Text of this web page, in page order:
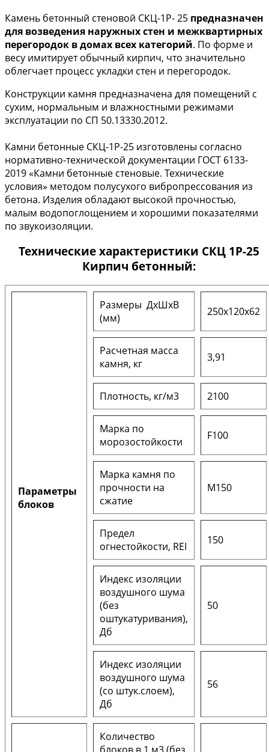
Камень бетонный стеновой СКЦ-1Р- 25 предназначен
для возведения наружных стен и межквартирных
перегородок в домах всех категорий. По форме и
весу имитирует обычный кирпич, что значительно
облегчает процесс укладки стен и перегородок.
Конструкции камня предназначена для помещений с
сухим, нормальным и влажностными режимами
эксплуатации по СП 50.13330.2012.
Камни бетонные СКЦ-1Р-25 изготовлены согласно
нормативно-технической документации ГОСТ 6133-
2019 «Камни бетонные стеновые. Технические
условия» методом полусухого вибропрессования из
бетона. Изделия обладают высокой прочностью,
малым водопоглощением и хорошими показателями
по звукоизоляции.
Технические характеристики СКЦ 1Р-25
Кирпич бетонный:
Параметры
блоков
Размеры ДxШxВ
(мм)
250х120х62
Расчетная масса
камня, кг
3,91
Плотность, кг/м3 2100
Марка по
морозостойкости
F100
Марка камня по
прочности на
сжатие
М150
Предел
огнестойкости, REI
150
Индекс изоляции
воздушного шума
(без
оштукатуривания),
Дб
50
Индекс изоляции
воздушного шума
(со штук.слоем),
Дб
56
Количество